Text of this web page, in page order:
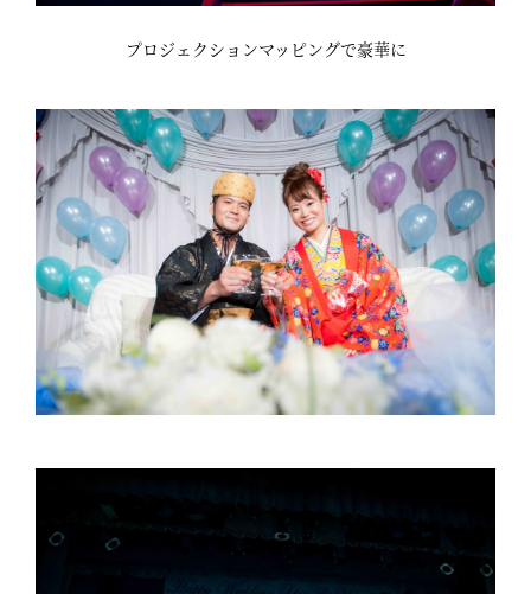
プロジェクションマッピングで豪華に